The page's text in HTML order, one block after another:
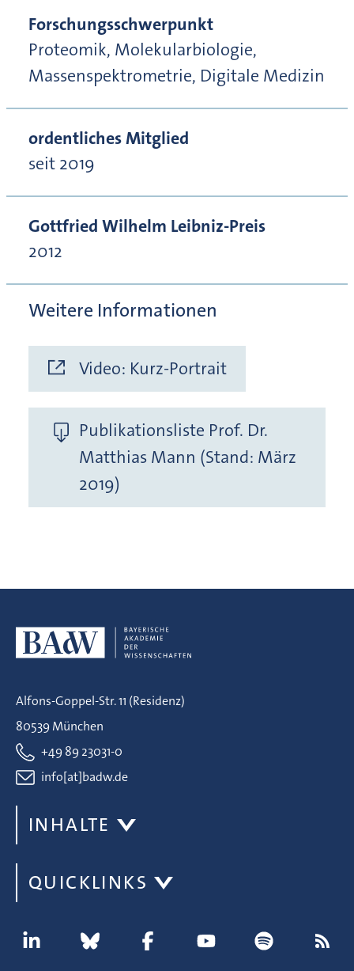
Forschungsschwerpunkt
Proteomik, Molekularbiologie,
Massenspektrometrie, Digitale Medizin
ordentliches Mitglied
seit 2019
Gottfried Wilhelm Leibniz-Preis
2012
Weitere Informationen
Video: Kurz-Portrait
Publikationsliste Prof. Dr.
Matthias Mann (Stand: März
2019)
Alfons-Goppel-Str. 11 (Residenz)
80539 München
+49 89 23031-0
info[at]badw.de
INHALTE
QUICKLINKS